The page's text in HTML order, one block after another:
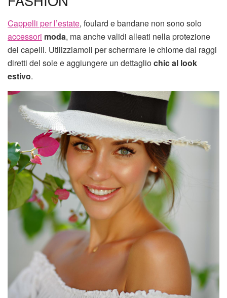
Cappelli per l’estate, foulard e bandane non sono solo
accessori moda, ma anche validi alleati nella protezione
dei capelli. Utilizziamoli per schermare le chiome dai raggi
diretti del sole e aggiungere un dettagliochic al look
estivo.